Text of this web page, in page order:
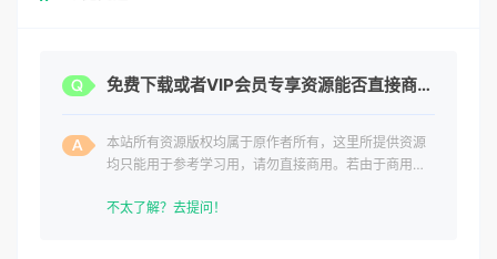
免费下载或者VIP会员专享资源能否直接商用？
本站所有资源版权均属于原作者所有，这里所提供资源
均只能用于参考学习用，请勿直接商用。若由于商用引
不太了解？去提问！